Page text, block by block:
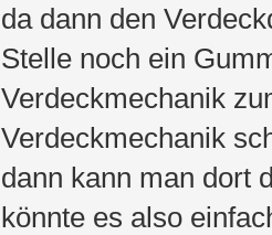
da dann den
Stelle noch ein
Verdeckmechanik
Verdeckmechanik
dann kann man dort
könnte es also